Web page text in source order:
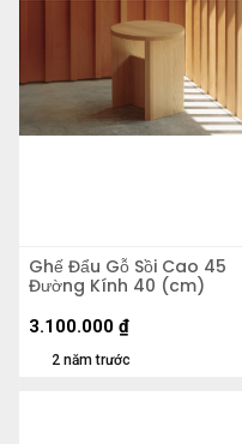
Ghế Đẩu Gỗ Sồi Cao 45
Đường Kính 40 (cm)
2 năm trước
3.100.000 ₫